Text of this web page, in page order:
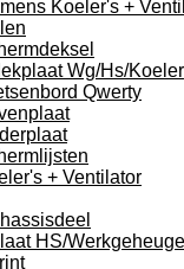
Koeler's +
Wg/Hs/Koeler
Qwerty
+ Ventilator
HS/